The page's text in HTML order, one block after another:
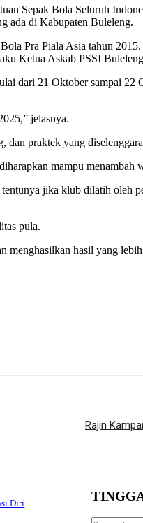
Sepak Bola Seluruh
ada di Kabupaten Buleleng.
Pra Piala Asia tahun
Ketua Askab PSSI
dari 21 Oktober sampai 22
jelasnya.
praktek yang
mampu menambah
jika klub dilatih oleh
pula.
menghasilkan hasil yang
Rajin
Diri